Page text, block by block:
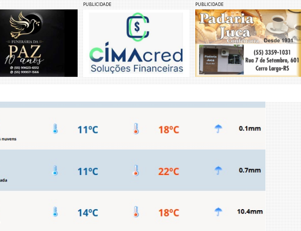
PUBLICIDADE PUBLICIDADE